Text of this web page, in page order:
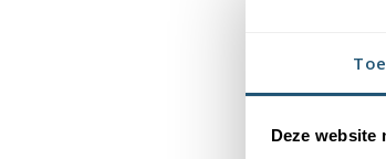
Deze website